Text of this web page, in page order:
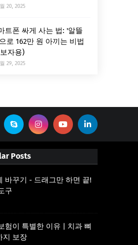
20, 2025
트폰 싸게 사는 법: '알뜰
로 162만 원 아끼는 비법
자용)
29, 2025
Posts
바꾸기 - 드래그만 하면 끝!
구
험이 특별한 이유 | 치과 뼈
지 보장